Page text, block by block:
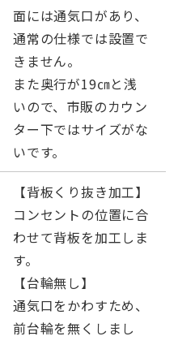
面には通気口があり、
通常の仕様では設置で
きません。
また奥行が19㎝と浅
いので、市販のカウン
ター下ではサイズがな
いです。
【背板くり抜き加工】
コンセントの位置に合
わせて背板を加工しま
す。
【台輪無し】
通気口をかわすため、
前台輪を無くしまし